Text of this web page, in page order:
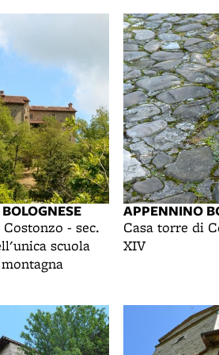
- sec.
scuola
APPENNINO
Casa torre di
XIV